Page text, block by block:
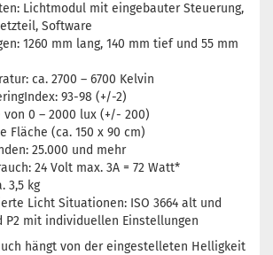
Lichtmodul mit eingebauter Steuerung,
Software
1260 mm lang, 140 mm tief und 55 mm
ca. 2700 – 6700 Kelvin
93-98 (+/-2)
von 0 – 2000 lux (+/- 200)
Fläche (ca. 150 x 90 cm)
25.000 und mehr
24 Volt max. 3A = 72 Watt*
3,5 kg
Licht Situationen: ISO 3664 alt und
P2 mit individuellen Einstellungen
hängt von der eingestelleten Helligkeit